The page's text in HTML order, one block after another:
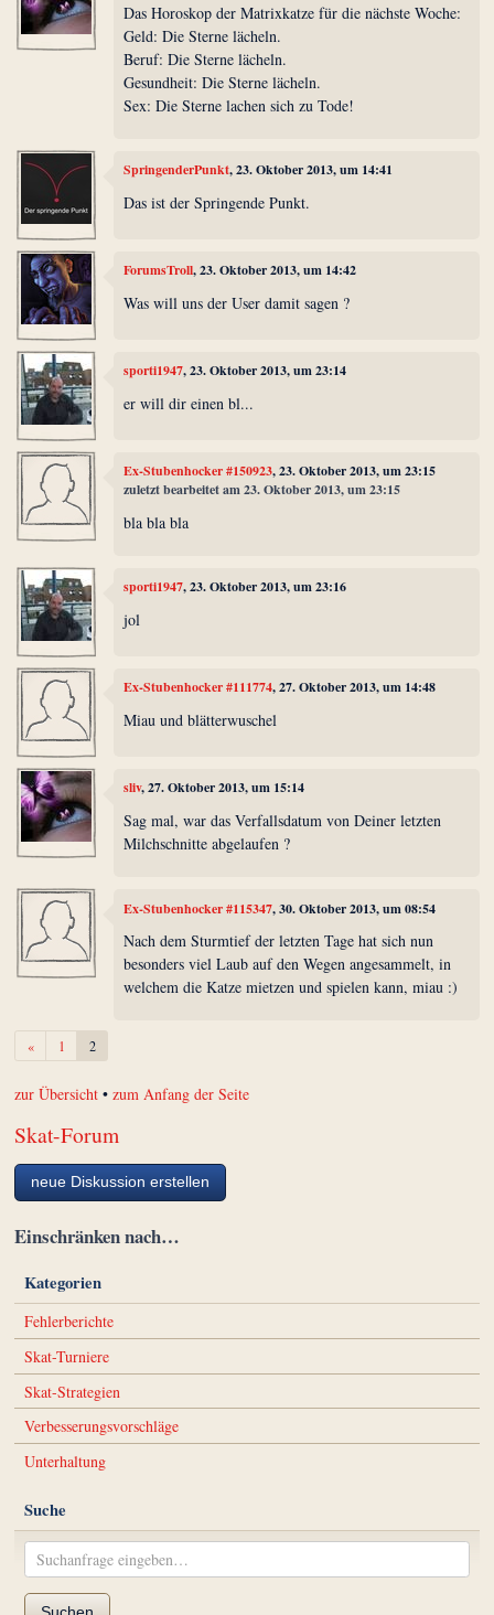
Das Horoskop der Matrixkatze für die nächste Woche:
Geld: Die Sterne lächeln.
Beruf: Die Sterne lächeln.
Gesundheit: Die Sterne lächeln.
Sex: Die Sterne lachen sich zu Tode!
SpringenderPunkt, 23. Oktober 2013, um 14:41
Das ist der Springende Punkt.
ForumsTroll, 23. Oktober 2013, um 14:42
Was will uns der User damit sagen ?
sporti1947, 23. Oktober 2013, um 23:14
er will dir einen bl...
Ex-Stubenhocker #150923, 23. Oktober 2013, um 23:15
zuletzt bearbeitet am 23. Oktober 2013, um 23:15
bla bla bla
sporti1947, 23. Oktober 2013, um 23:16
jol
Ex-Stubenhocker #111774, 27. Oktober 2013, um 14:48
Miau und blätterwuschel
sliv, 27. Oktober 2013, um 15:14
Sag mal, war das Verfallsdatum von Deiner letzten
Milchschnitte abgelaufen ?
Ex-Stubenhocker #115347, 30. Oktober 2013, um 08:54
Nach dem Sturmtief der letzten Tage hat sich nun
besonders viel Laub auf den Wegen angesammelt, in
welchem die Katze mietzen und spielen kann, miau :)
«Zurück1 2
zur Übersicht •zum Anfang der Seite
Skat-Forum
neue Diskussion erstellen
Einschränken nach…
Kategorien
Fehlerberichte
Skat-Turniere
Skat-Strategien
Verbesserungsvorschläge
Unterhaltung
Suche
Suchen